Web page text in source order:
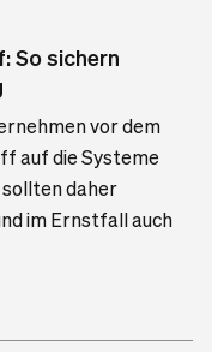
So sichern
vor dem
auf die Systeme
sollten daher
im Ernstfall auch